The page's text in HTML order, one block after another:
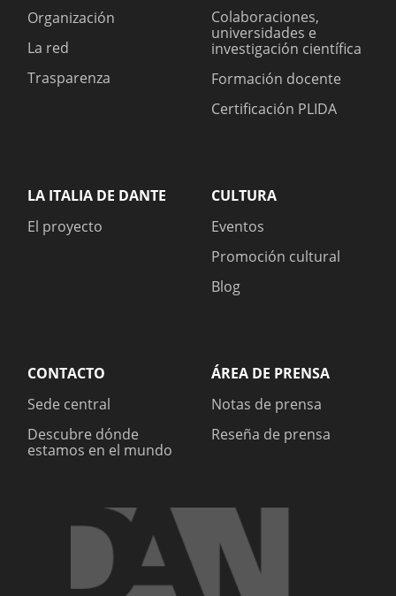
Organización
La red
Trasparenza
Colaboraciones,
universidades e
investigación científica
Formación docente
Certificación PLIDA
LA ITALIA DE DANTE
El proyecto
CULTURA
Eventos
Promoción cultural
Blog
CONTACTO
Sede central
Descubre dónde
estamos en el mundo
ÁREA DE PRENSA
Notas de prensa
Reseña de prensa